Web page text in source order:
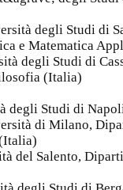
degli Studi di
e Matematica
degli Studi di
(Italia)
degli Studi di
di Milano,
del Salento,